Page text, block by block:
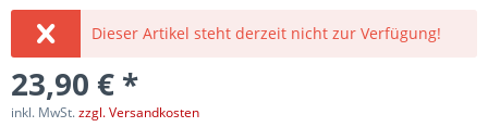
Dieser Artikel steht derzeit nicht zur Verfügung!
23,90 € *
inkl. MwSt.zzgl. Versandkosten